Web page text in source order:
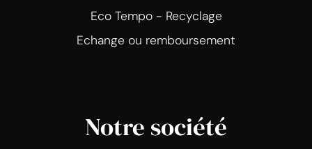
Eco Tempo - Recyclage
Echange ou remboursement
Notre société